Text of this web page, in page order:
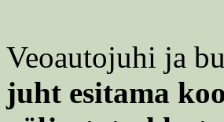
Veoautojuhi ja
juht esitama